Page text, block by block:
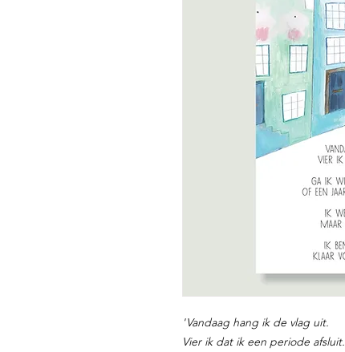
'Vandaag hang ik de vlag uit.
Vier ik dat ik een periode afsluit.